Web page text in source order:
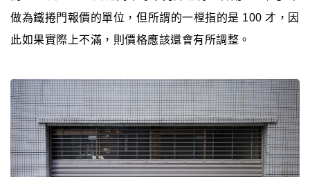
做為鐵捲門報價的單位，但所謂的一樘指的是 100 才，因
此如果實際上不滿，則價格應該還會有所調整。